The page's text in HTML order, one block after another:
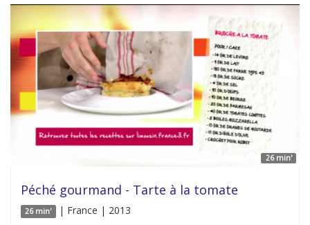
26 min'
Péché gourmand - Tarte à la tomate
26 min' | France | 2013